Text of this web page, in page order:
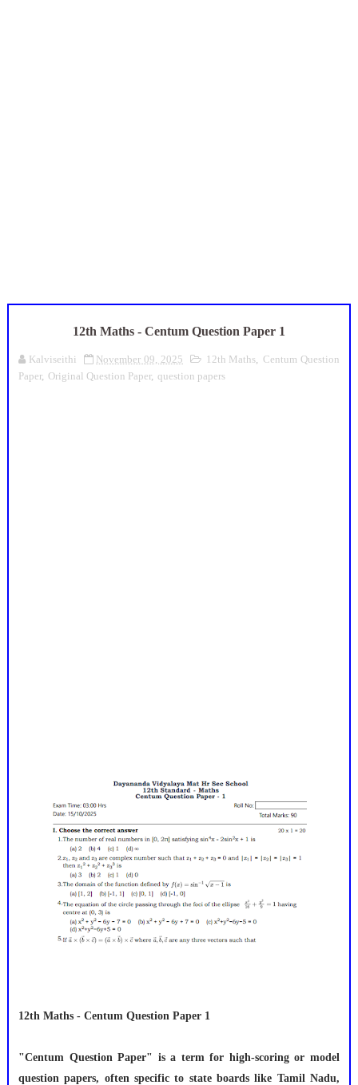
12th Maths - Centum Question Paper 1
Kalviseithi November 09, 2025 12th Maths
Centum Question
Paper, Original Question Paper, question papers
12th Maths - Centum Question Paper 1
"Centum Question Paper" is a term for high-scoring or model
question papers, often specific to state boards like Tamil Nadu,